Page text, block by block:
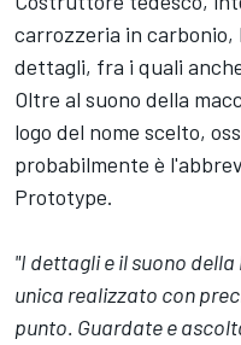
carrozzeria in
dettagli, fra i quali
Oltre al suono della
logo del nome scelto,
probabilmente è
Prototype.
"I dettagli e il suono
unica realizzato con
punto. Guardate e